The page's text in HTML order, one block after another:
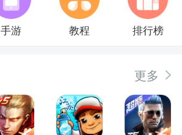
手游 教程 排行榜
更多